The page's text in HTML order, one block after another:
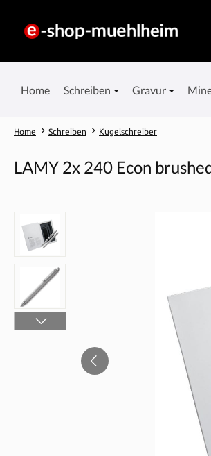
Home Schreiben Gravur
Home Schreiben Kugelschreiber
LAMY 2x 240 Econ
Bildergalerie überspringen